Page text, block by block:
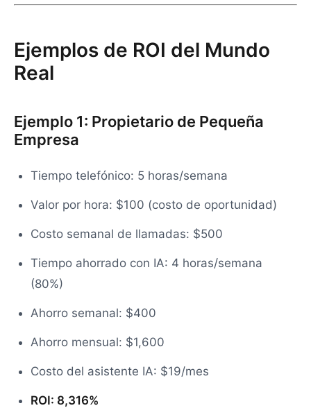
Ejemplos de ROI del Mundo
Real
Ejemplo 1: Propietario de Pequeña
Empresa
Tiempo telefónico: 5 horas/semana
Valor por hora: $100 (costo de oportunidad)
Costo semanal de llamadas: $500
Tiempo ahorrado con IA: 4 horas/semana
(80%)
Ahorro semanal: $400
Ahorro mensual: $1,600
Costo del asistente IA: $19/mes
ROI: 8,316%